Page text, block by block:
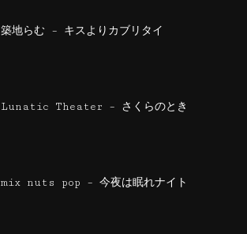
築地らむ – キスよりカブリタイ
Lunatic Theater – さくらのとき
mix nuts pop – 今夜は眠れナイト